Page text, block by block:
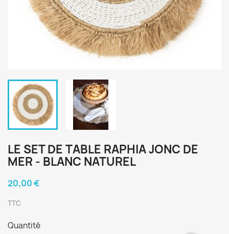
LE SET DE TABLE RAPHIA JONC DE
MER - BLANC NATUREL
20,00 €
TTC
Quantité